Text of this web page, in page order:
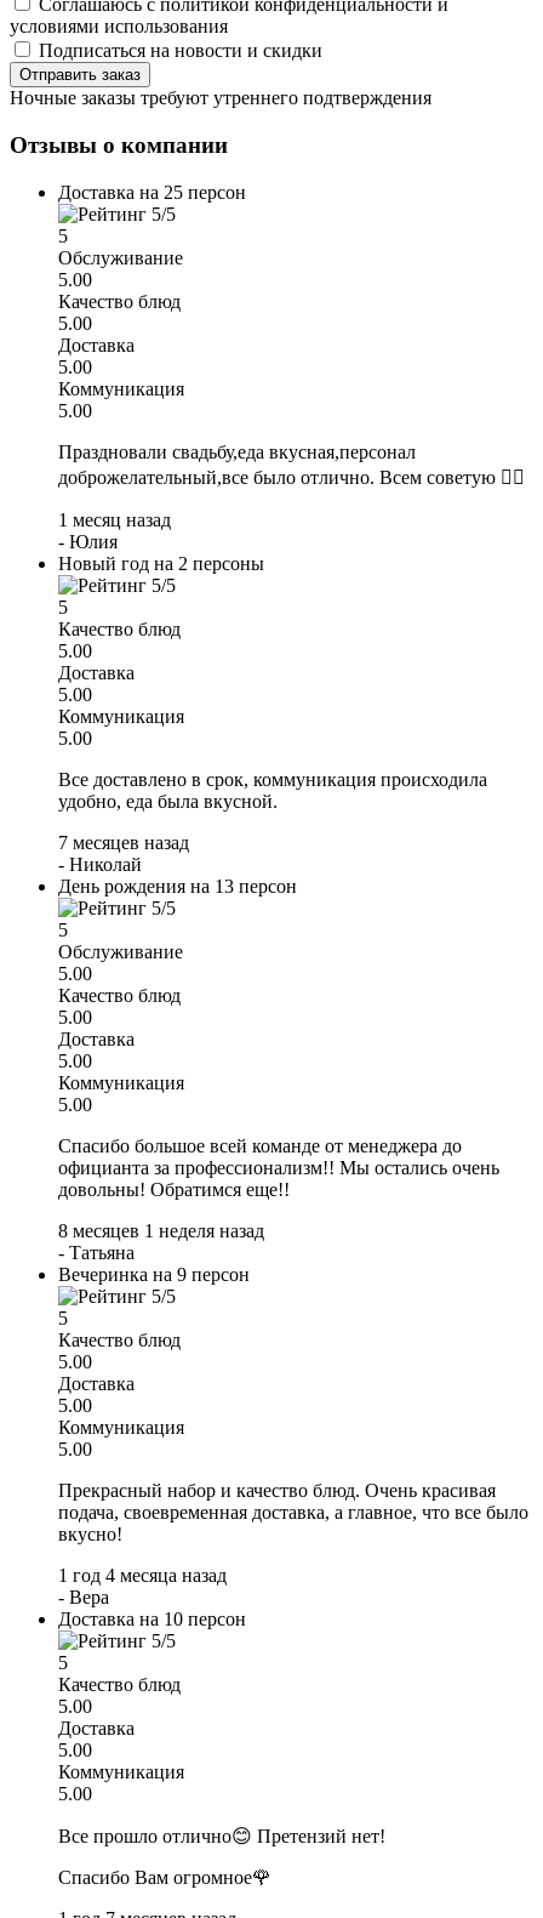
Соглашаюсь с политикой конфиденциальности и
условиями использования
Подписаться на новости и скидки
Ночные заказы требуют утреннего подтверждения
Отзывы о компании
Доставка на 25 персон
5
Обслуживание
5.00
Качество блюд
5.00
Доставка
5.00
Коммуникация
5.00
Праздновали свадьбу,еда вкусная,персонал
доброжелательный,все было отлично. Всем советую 👍🏻
1 месяц назад
- Юлия
Новый год на 2 персоны
5
Качество блюд
5.00
Доставка
5.00
Коммуникация
5.00
Все доставлено в срок, коммуникация происходила
удобно, еда была вкусной.
7 месяцев назад
- Николай
День рождения на 13 персон
5
Обслуживание
5.00
Качество блюд
5.00
Доставка
5.00
Коммуникация
5.00
Спасибо большое всей команде от менеджера до
официанта за профессионализм!! Мы остались очень
довольны! Обратимся еще!!
8 месяцев 1 неделя назад
- Татьяна
Вечеринка на 9 персон
5
Качество блюд
5.00
Доставка
5.00
Коммуникация
5.00
Прекрасный набор и качество блюд. Очень красивая
подача, своевременная доставка, а главное, что все было
вкусно!
1 год 4 месяца назад
- Вера
Доставка на 10 персон
5
Качество блюд
5.00
Доставка
5.00
Коммуникация
5.00
Все прошло отлично😊 Претензий нет!
Спасибо Вам огромное🌹